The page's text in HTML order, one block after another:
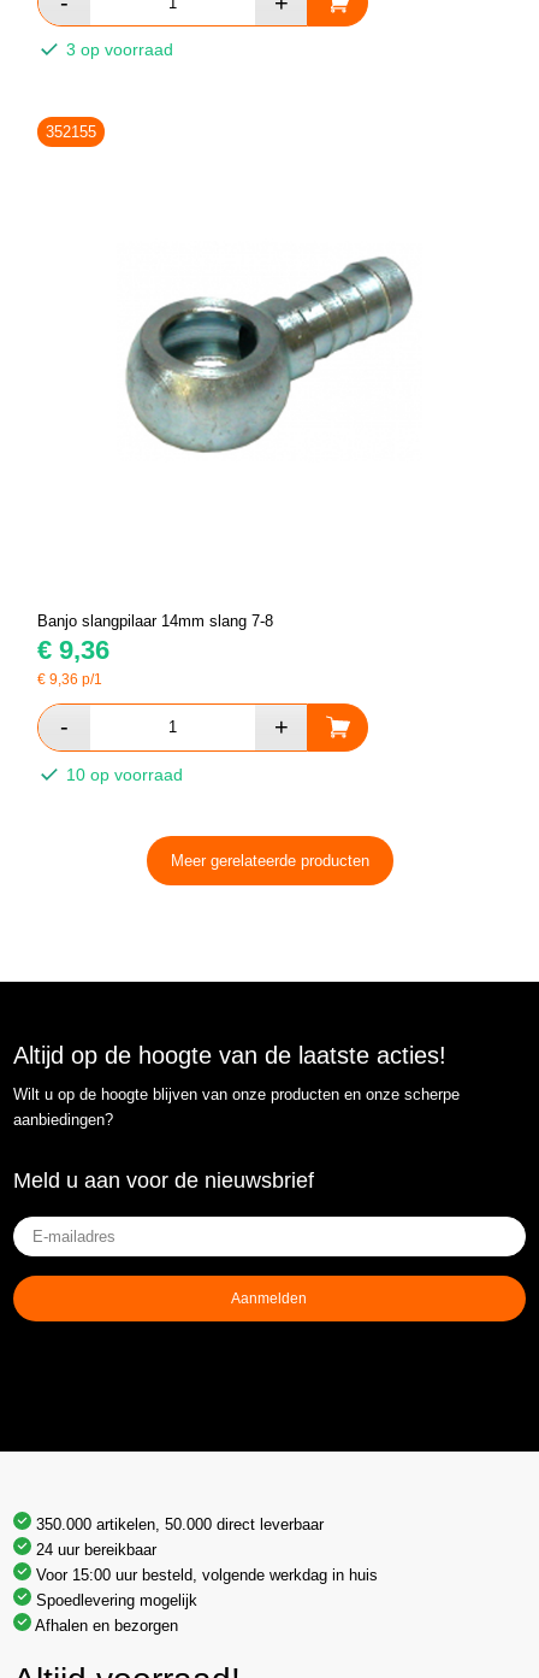
3 op voorraad
352155
Banjo slangpilaar 14mm slang 7-8
€ 9,36
€9,36 p/1
10 op voorraad
Meer gerelateerde producten
Altijd op de hoogte van de laatste acties!
Wilt u op de hoogte blijven van onze producten en onze scherpe
aanbiedingen?
Meld u aan voor de nieuwsbrief
E-
mailadres(Vereist)
Aanmelden
350.000 artikelen, 50.000 direct leverbaar
24 uur bereikbaar
Voor 15:00 uur besteld, volgende werkdag in huis
Spoedlevering mogelijk
Afhalen en bezorgen